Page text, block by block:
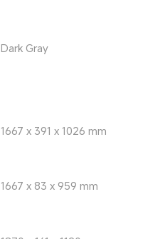
Dark Gray
1667 x 391 x 1026 mm
1667 x 83 x 959 mm